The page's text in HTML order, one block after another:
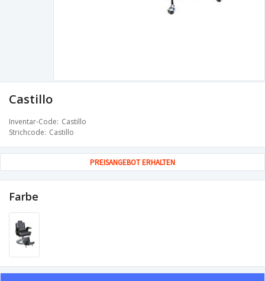
Castillo
Inventar-Code Castillo
Strichcode Castillo
PREISANGEBOT ERHALTEN
Farbe